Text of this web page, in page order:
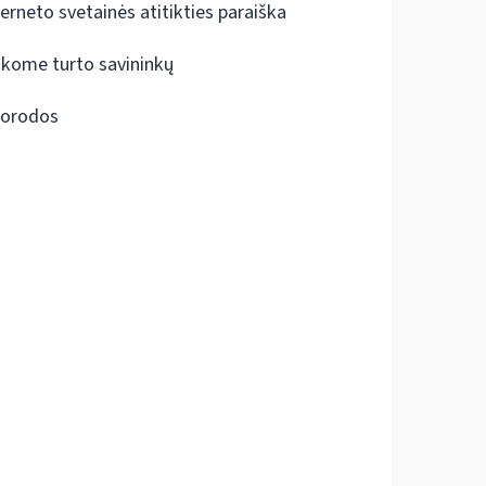
svetainės atitikties paraiška
turto savininkų